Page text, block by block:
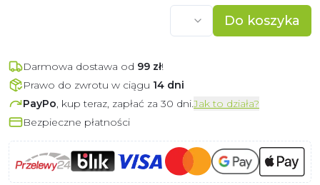
Do koszyka
Darmowa dostawa od 99 zł!
Prawo do zwrotu w ciągu 14 dni
PayPo, kup teraz, zapłać za 30 dni.Jak to działa?
Bezpieczne płatności